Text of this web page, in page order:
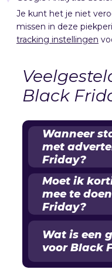
Je kunt het je niet
missen in deze
tracking instellingen
Black
Wanneer
met
Friday?
Moet ik
mee te
Friday?
Wat is een
voor Black